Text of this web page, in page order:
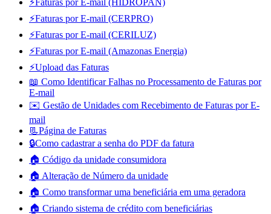
⚡Faturas por E-mail (HIDROPAN)
⚡Faturas por E-mail (CERPRO)
⚡Faturas por E-mail (CERILUZ)
⚡Faturas por E-mail (Amazonas Energia)
⚡Upload das Faturas
📖 Como Identificar Falhas no Processamento de Faturas por
E-mail
✉️ Gestão de Unidades com Recebimento de Faturas por E-
mail
📃Página de Faturas
🔒Como cadastrar a senha do PDF da fatura
🏠 Código da unidade consumidora
🏠 Alteração de Número da unidade
🏠 Como transformar uma beneficiária em uma geradora
🏠 Criando sistema de crédito com beneficiárias